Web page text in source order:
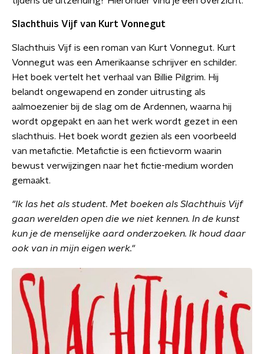
Slachthuis Vijf van Kurt Vonnegut
Slachthuis Vijf is een roman van Kurt Vonnegut. Kurt
Vonnegut was een Amerikaanse schrijver en schilder.
Het boek vertelt het verhaal van Billie Pilgrim. Hij
belandt ongewapend en zonder uitrusting als
aalmoezenier bij de slag om de Ardennen, waarna hij
wordt opgepakt en aan het werk wordt gezet in een
slachthuis. Het boek wordt gezien als een voorbeeld
van metafictie. Metafictie is een fictievorm waarin
bewust verwijzingen naar het fictie-medium worden
gemaakt.
"Ik las het als student. Met boeken als Slachthuis Vijf
gaan werelden open die we niet kennen. In de kunst
kun je de menselijke aard onderzoeken. Ik houd daar
ook van in mijn eigen werk."